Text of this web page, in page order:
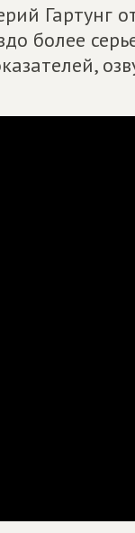
Гартунг
более